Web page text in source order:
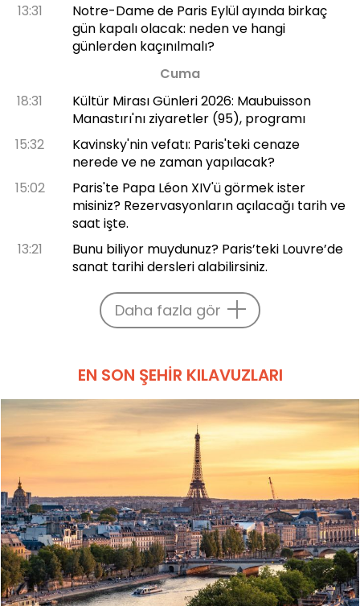
13:31
Notre-Dame de Paris Eylül ayında birkaç
gün kapalı olacak: neden ve hangi
günlerden kaçınılmalı?
Cuma
18:31
Kültür Mirası Günleri 2026: Maubuisson
Manastırı'nı ziyaretler (95), programı
15:32
Kavinsky'nin vefatı: Paris'teki cenaze
nerede ve ne zaman yapılacak?
15:02
Paris'te Papa Léon XIV'ü görmek ister
misiniz? Rezervasyonların açılacağı tarih ve
saat işte.
13:21
Bunu biliyor muydunuz? Paris’teki Louvre’de
sanat tarihi dersleri alabilirsiniz.
Daha fazla gör
EN SON ŞEHIR KILAVUZLARI